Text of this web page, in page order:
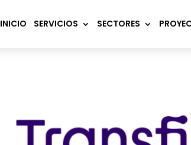
INICIO SERVICIOS SECTORES